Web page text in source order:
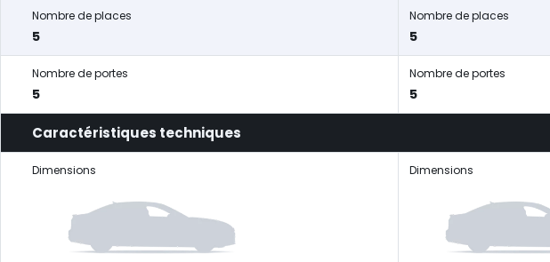
Nombre de places
5
Nombre de places
5
Nombre de portes
5
Nombre de portes
5
Caractéristiques techniques
Dimensions Dimensions